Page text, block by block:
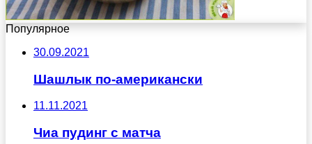
Популярное
30.09.2021
Шашлык по-американски
11.11.2021
Чиа пудинг с матча